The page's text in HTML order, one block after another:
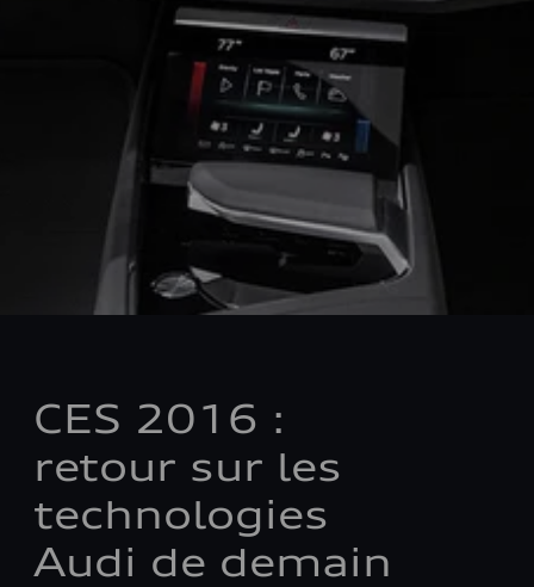
CES 2016 :
retour sur les
technologies
Audi de demain